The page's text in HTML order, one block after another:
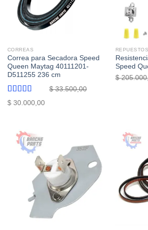
CORREAS
Correa para Secadora Speed
Queen Maytag 40111201-
D511255 236 cm
Valorado
con
de
$33.500,00
El
era:
$ 33.500,00.
$30.000,00El
Speed
$